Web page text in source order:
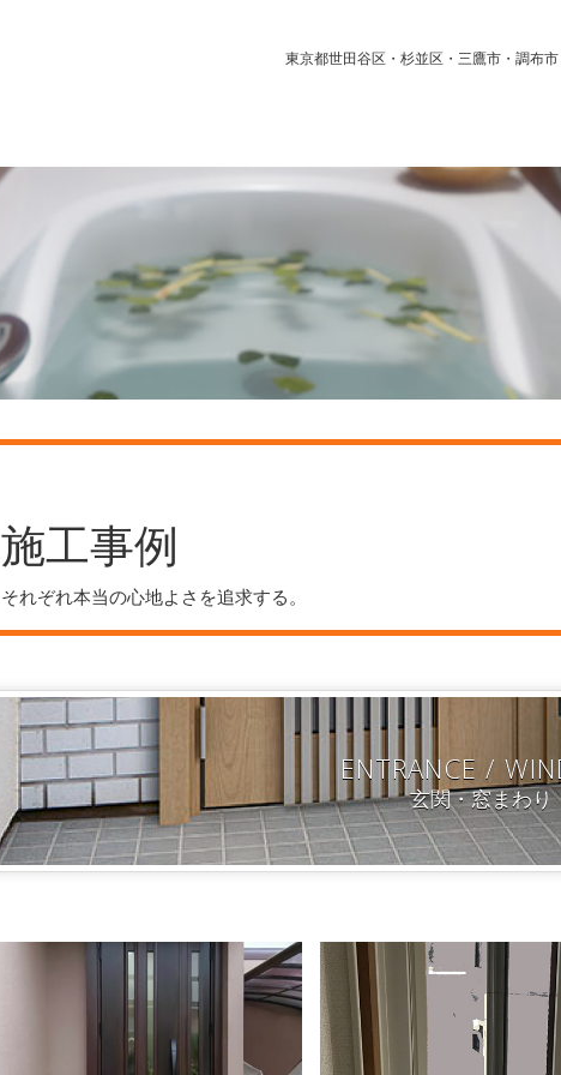
東京都世田谷区・杉並区・三鷹市・調布
施工事例
それぞれ本当の心地よさを追求する。
ENTRANCE /
玄関・窓まわり